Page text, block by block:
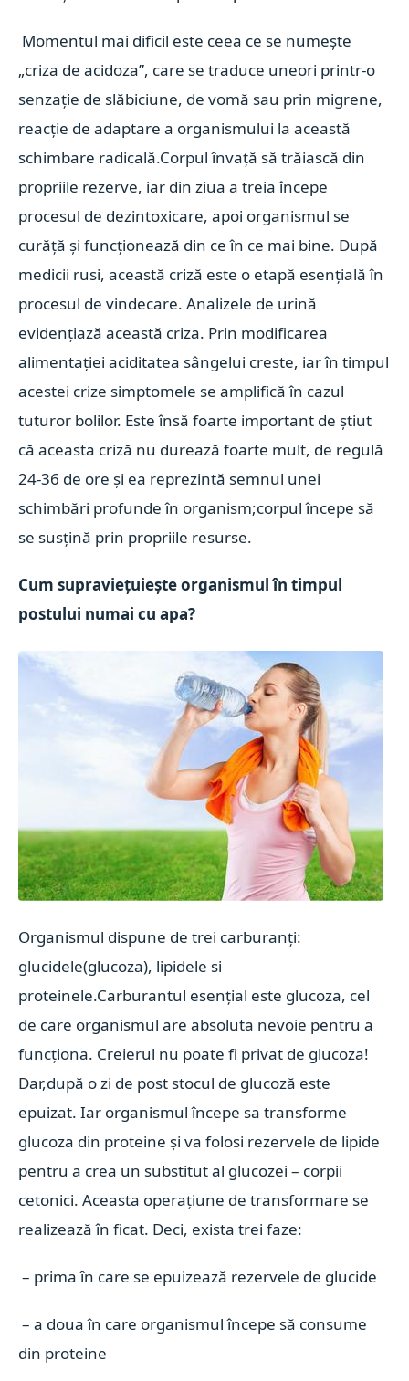
Momentul mai dificil este ceea ce se numește
„criza de acidoza”, care se traduce uneori printr-o
senzație de slăbiciune, de vomă sau prin migrene,
reacție de adaptare a organismului la această
schimbare radicală.Corpul învață să trăiască din
propriile rezerve, iar din ziua a treia începe
procesul de dezintoxicare, apoi organismul se
curăță și funcționează din ce în ce mai bine. După
medicii rusi, această criză este o etapă esențială în
procesul de vindecare. Analizele de urină
evidențiază această criza. Prin modificarea
alimentației aciditatea sângelui creste, iar în timpul
acestei crize simptomele se amplifică în cazul
tuturor bolilor. Este însă foarte important de știut
că aceasta criză nu durează foarte mult, de regulă
24-36 de ore și ea reprezintă semnul unei
schimbări profunde în organism;corpul începe să
se susțină prin propriile resurse.
Cum supraviețuiește organismul în timpul
postului numai cu apa?
Organismul dispune de trei carburanți:
glucidele(glucoza), lipidele si
proteinele.Carburantul esențial este glucoza, cel
de care organismul are absoluta nevoie pentru a
funcționa. Creierul nu poate fi privat de glucoza!
Dar,după o zi de post stocul de glucoză este
epuizat. Iar organismul începe sa transforme
glucoza din proteine și va folosi rezervele de lipide
pentru a crea un substitut al glucozei – corpii
cetonici. Aceasta operațiune de transformare se
realizează în ficat. Deci, exista trei faze:
– prima în care se epuizează rezervele de glucide
– a doua în care organismul începe să consume
din proteine